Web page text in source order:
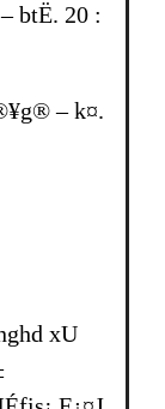
btË. 20 :
– k¤.
xU